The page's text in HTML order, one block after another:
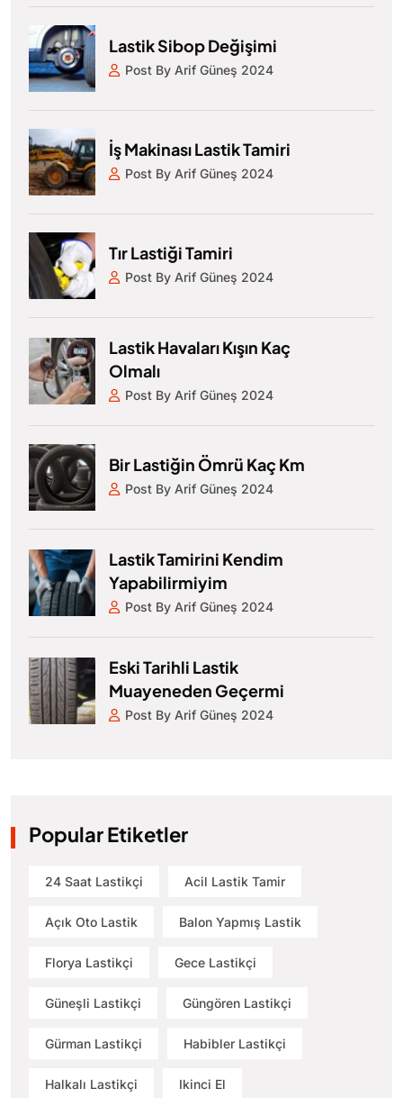
Lastik Sibop Değişimi
Post By Arif Güneş 2024
İş Makinası Lastik Tamiri
Post By Arif Güneş 2024
Tır Lastiği Tamiri
Post By Arif Güneş 2024
Lastik Havaları Kışın Kaç
Olmalı
Post By Arif Güneş 2024
Bir Lastiğin Ömrü Kaç Km
Post By Arif Güneş 2024
Lastik Tamirini Kendim
Yapabilirmiyim
Post By Arif Güneş 2024
Eski Tarihli Lastik
Muayeneden Geçermi
Post By Arif Güneş 2024
Popular Etiketler
24 Saat Lastikçi Acil Lastik Tamir
Açık Oto Lastik Balon Yapmış Lastik
Florya Lastikçi Gece Lastikçi
Güneşli Lastikçi Güngören Lastikçi
Gürman Lastikçi Habibler Lastikçi
Halkalı Lastikçi Ikinci El